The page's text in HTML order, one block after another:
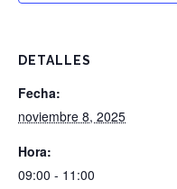
DETALLES
Fecha:
noviembre 8, 2025
Hora:
09:00 - 11:00